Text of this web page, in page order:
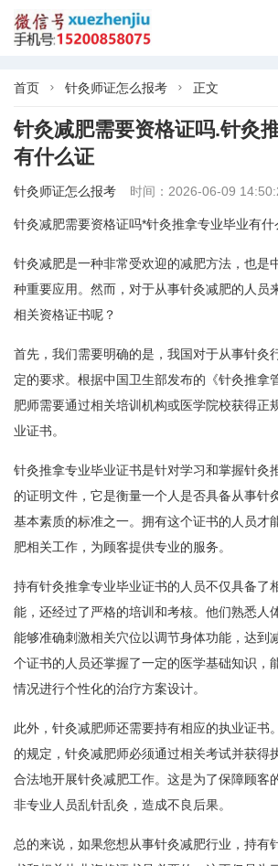
首页  针灸师证怎么报考  正文
针灸减肥需要资格证吗.针灸
有什么证
针灸师证怎么报考 时间：2026-06-09
针灸减肥需要资格证吗*针灸推拿专业毕业有什
针灸减肥是一种非常受欢迎的减肥方法，也是
种重要应用。然而，对于从事针灸减肥的人员
相关资格证书呢？
首先，我们需要明确的是，我国对于从事针灸
定的要求。根据中国卫生部发布的《针灸推拿
肥师需要通过相关培训机构或医学院校获得正
业证书。
针灸推拿专业毕业证书是针对学习和掌握针灸
的证明文件，它是衡量一个人是否具备从事针
基本素质的标准之一。拥有这个证书的人员才
肥相关工作，为顾客提供专业的服务。
持有针灸推拿专业毕业证书的人员不仅具备了
能，还经过了严格的培训和考核。他们熟悉人
能够准确刺激相关穴位以调节身体功能，达到
个证书的人员还掌握了一定的医学基础知识，
情况进行个性化的治疗方案设计。
此外，针灸减肥师还需要持有相应的执业证书
的规定，针灸减肥师必须通过相关考试并获得
合法地开展针灸减肥工作。这是为了保障顾客
非专业人员乱针乱灸，造成不良后果。
总的来说，如果您想从事针灸减肥行业，持有